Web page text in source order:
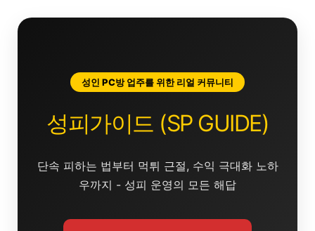
성인 PC방 업주를 위한 리얼 커뮤니티
성피가이드 (SP GUIDE)
단속 피하는 법부터 먹튀 근절, 수익 극대화 노하
우까지 - 성피 운영의 모든 해답